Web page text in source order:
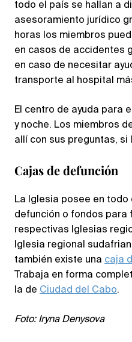
todo el país se hallan a
asesoramiento jurídico
horas los miembros
en casos de accidentes
en caso de necesitar
transporte al hospital
El centro de ayuda para
y noche. Los miembros
allí con sus preguntas, si
Cajas de defunción
La Iglesia posee en todo
defunción o fondos para
respectivas Iglesias
Iglesia regional
también existe una caja
Trabaja en forma
la de Ciudad del Cabo.
Foto: Iryna Denysova